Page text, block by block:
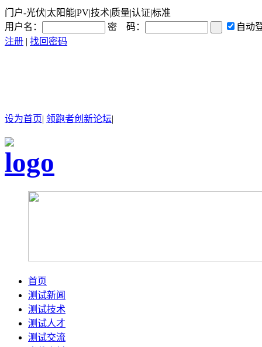
门户-光伏|太阳能|PV|技术|质量|认证|标准
用户名：
密 码：
自动
注册 | 找回密码
设为首页| 领跑者创新论坛|
首页
测试新闻
测试技术
测试人才
测试交流